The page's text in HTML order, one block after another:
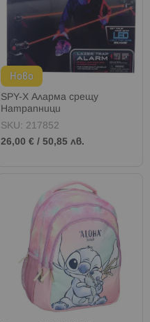
Ново
SPY-X Аларма срещу
Натрапници
SKU: 217852
26,00 € / 50,85 лв.